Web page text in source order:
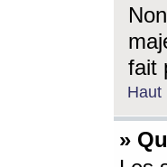
fait
Haut
»